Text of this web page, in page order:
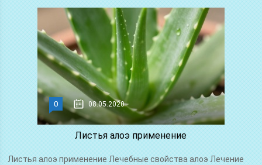
0 08.05.2020
Листья алоэ применение
Листья алоэ применение Лечебные свойства алоэ Лечение